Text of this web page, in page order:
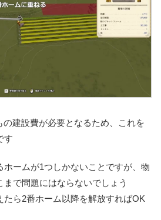
の建設費が必要となるため、これを
す
ホームが1つしかないことですが、物
で問題にはならないでしょう
たら2番ホーム以降を解放すればOK